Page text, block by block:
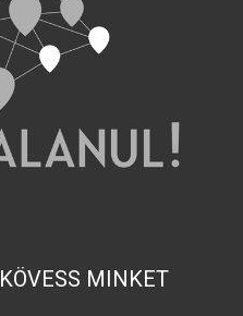
KÖVESS MINKET